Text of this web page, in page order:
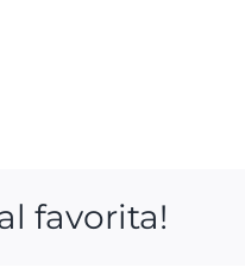
favorita!